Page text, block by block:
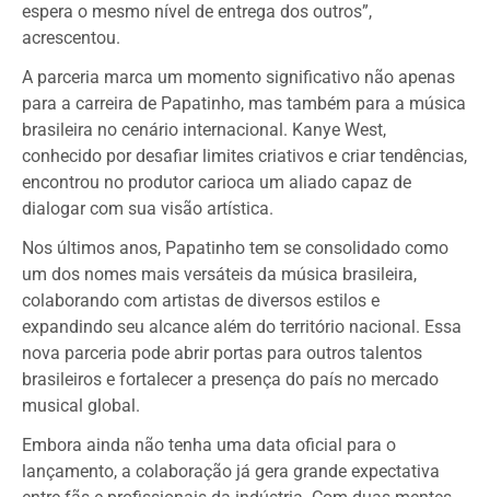
espera o mesmo nível de entrega dos outros”,
acrescentou.
A parceria marca um momento significativo não apenas
para a carreira de Papatinho, mas também para a música
brasileira no cenário internacional. Kanye West,
conhecido por desafiar limites criativos e criar tendências,
encontrou no produtor carioca um aliado capaz de
dialogar com sua visão artística.
Nos últimos anos, Papatinho tem se consolidado como
um dos nomes mais versáteis da música brasileira,
colaborando com artistas de diversos estilos e
expandindo seu alcance além do território nacional. Essa
nova parceria pode abrir portas para outros talentos
brasileiros e fortalecer a presença do país no mercado
musical global.
Embora ainda não tenha uma data oficial para o
lançamento, a colaboração já gera grande expectativa